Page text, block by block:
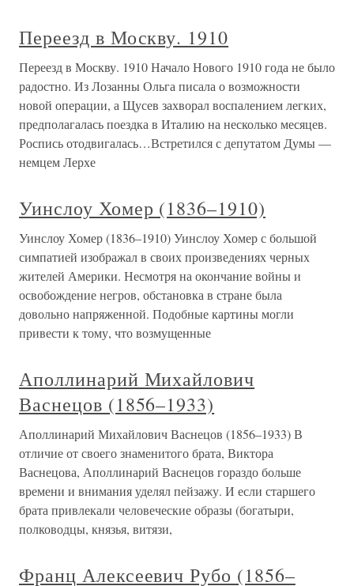
Переезд в Москву. 1910
Переезд в Москву. 1910 Начало Нового 1910 года не было
радостно. Из Лозанны Ольга писала о возможности
новой операции, а Щусев захворал воспалением легких,
предполагалась поездка в Италию на несколько месяцев.
Роспись отодвигалась…Встретился с депутатом Думы —
немцем Лерхе
Уинслоу Хомер (1836–1910)
Уинслоу Хомер (1836–1910) Уинслоу Хомер с большой
симпатией изображал в своих произведениях черных
жителей Америки. Несмотря на окончание войны и
освобождение негров, обстановка в стране была
довольно напряженной. Подобные картины могли
привести к тому, что возмущенные
Аполлинарий Михайлович
Васнецов (1856–1933)
Аполлинарий Михайлович Васнецов (1856–1933) В
отличие от своего знаменитого брата, Виктора
Васнецова, Аполлинарий Васнецов гораздо больше
времени и внимания уделял пейзажу. И если старшего
брата привлекали человеческие образы (богатыри,
полководцы, князья, витязи,
Франц Алексеевич Рубо (1856–